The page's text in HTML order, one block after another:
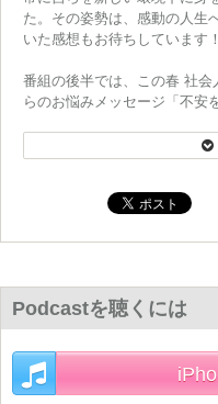
た。その姿勢は、感動の人生
いた感想もお待ちしています！
番組の後半では、この春 社
らのお悩みメッセージ「不安
https://www.tfm.co.jp/
Podcastを聴くには